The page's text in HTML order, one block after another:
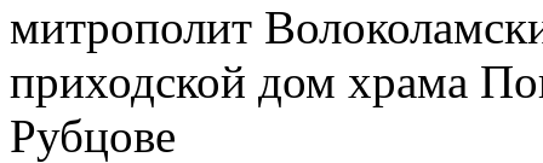
митрополит
приходской дом храма
Рубцове